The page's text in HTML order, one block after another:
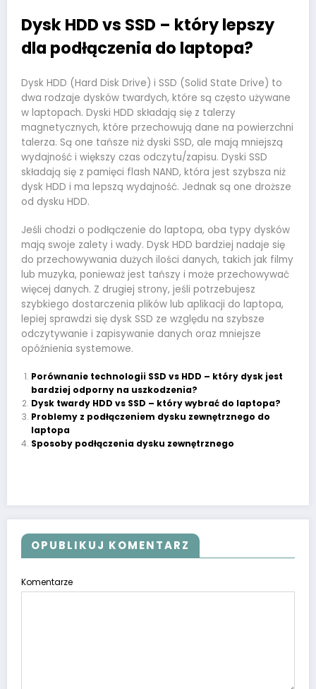
Dysk HDD vs SSD – który lepszy
dla podłączenia do laptopa?
Dysk HDD (Hard Disk Drive) i SSD (Solid State Drive) to
dwa rodzaje dysków twardych, które są często używane
w laptopach. Dyski HDD składają się z talerzy
magnetycznych, które przechowują dane na powierzchni
talerza. Są one tańsze niż dyski SSD, ale mają mniejszą
wydajność i większy czas odczytu/zapisu. Dyski SSD
składają się z pamięci flash NAND, która jest szybsza niż
dysk HDD i ma lepszą wydajność. Jednak są one droższe
od dysku HDD.
Jeśli chodzi o podłączenie do laptopa, oba typy dysków
mają swoje zalety i wady. Dysk HDD bardziej nadaje się
do przechowywania dużych ilości danych, takich jak filmy
lub muzyka, ponieważ jest tańszy i może przechowywać
więcej danych. Z drugiej strony, jeśli potrzebujesz
szybkiego dostarczenia plików lub aplikacji do laptopa,
lepiej sprawdzi się dysk SSD ze względu na szybsze
odczytywanie i zapisywanie danych oraz mniejsze
opóźnienia systemowe.
Porównanie technologii SSD vs HDD – który dysk jest
bardziej odporny na uszkodzenia?
Dysk twardy HDD vs SSD – który wybrać do laptopa?
Problemy z podłączeniem dysku zewnętrznego do
laptopa
Sposoby podłączenia dysku zewnętrznego
OPUBLIKUJ KOMENTARZ
Komentarze